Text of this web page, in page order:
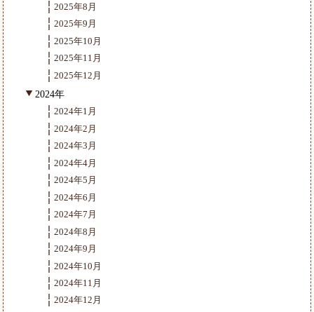
2025年8月
2025年9月
2025年10月
2025年11月
2025年12月
2024年
2024年1月
2024年2月
2024年3月
2024年4月
2024年5月
2024年6月
2024年7月
2024年8月
2024年9月
2024年10月
2024年11月
2024年12月